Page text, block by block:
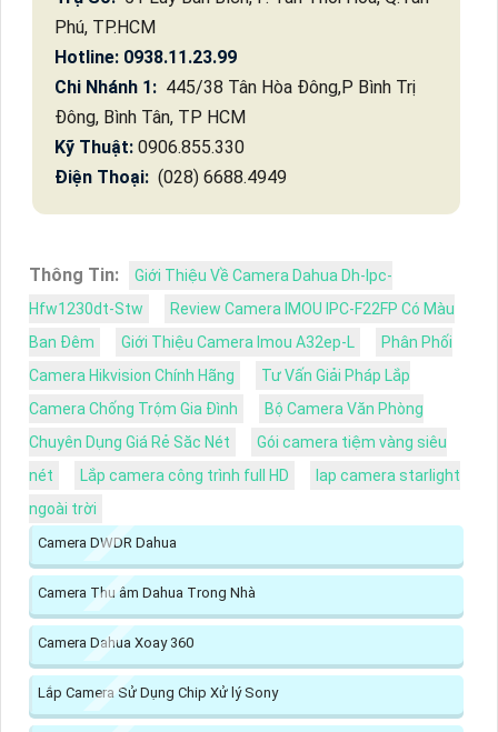
Phú, TP.HCM
Hotline: 0938.11.23.99
Chi Nhánh 1: 445/38 Tân Hòa Đông,P Bình Trị
Đông, Bình Tân, TP HCM
Kỹ Thuật: 0906.855.330
Điện Thoại: (028) 6688.4949
Thông Tin:
Giới Thiệu Về Camera Dahua Dh-Ipc-
Hfw1230dt-Stw
Review Camera IMOU IPC-F22FP Có Màu
Ban Đêm
Giới Thiệu Camera Imou A32ep-L
Phân Phối
Camera Hikvision Chính Hãng
Tư Vấn Giải Pháp Lắp
Camera Chống Trộm Gia Đình
Bộ Camera Văn Phòng
Chuyên Dụng Giá Rẻ Săc Nét
Gói camera tiệm vàng siêu
nét
Lắp camera công trình full HD
lap camera starlight
ngoài trời
Camera DWDR Dahua
Camera Thu âm Dahua Trong Nhà
Camera Dahua Xoay 360
Lắp Camera Sử Dụng Chip Xử lý Sony